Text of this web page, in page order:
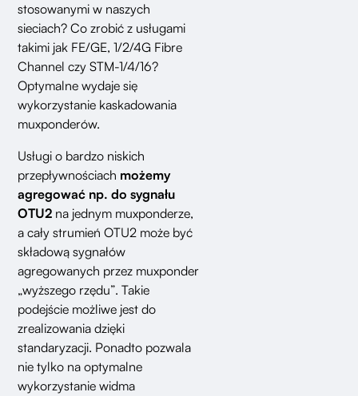
stosowanymi w naszych
sieciach? Co zrobić z usługami
takimi jak FE/GE, 1/2/4G Fibre
Channel czy STM-1/4/16?
Optymalne wydaje się
wykorzystanie kaskadowania
muxponderów.
Usługi o bardzo niskich
przepływnościach możemy
agregować np. do sygnału
OTU2 na jednym muxponderze,
a cały strumień OTU2 może być
składową sygnałów
agregowanych przez muxponder
„wyższego rzędu”. Takie
podejście możliwe jest do
zrealizowania dzięki
standaryzacji. Ponadto pozwala
nie tylko na optymalne
wykorzystanie widma